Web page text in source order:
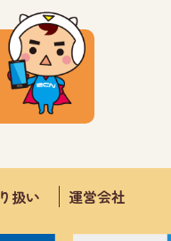
扱い 運営会社